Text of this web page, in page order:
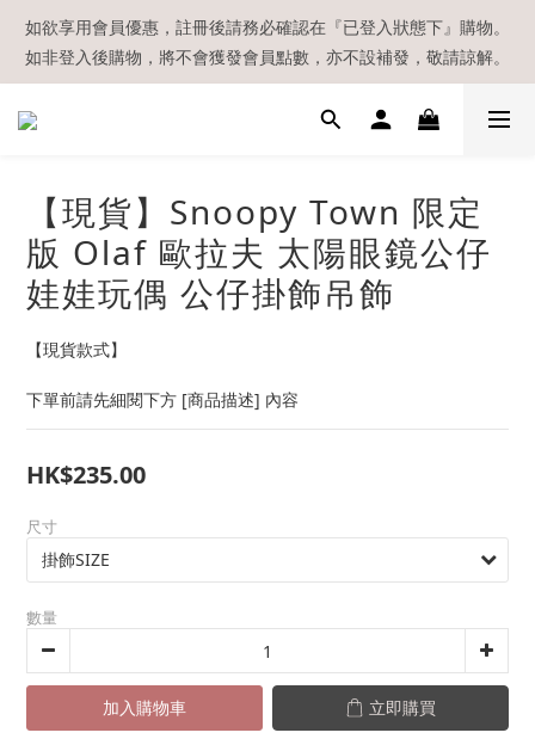
【現貨區】內款式均為在港現貨，現貨區以外的所有貨品都需要訂
貨喔！
如欲享用會員優惠，註冊後請務必確認在『已登入狀態下』購物。
如非登入後購物，將不會獲發會員點數，亦不設補發，敬請諒解。
溫馨提示：所有順豐快遞／本地及國際郵遞寄出後，本店只會以電
【現貨區】內款式均為在港現貨，現貨區以外的所有貨品都需要訂
貨喔！
【現貨】Snoopy Town 限定
版 Olaf 歐拉夫 太陽眼鏡公仔
娃娃玩偶 公仔掛飾吊飾
【現貨款式】
下單前請先細閱下方 [商品描述] 內容
HK$235.00
尺寸
數量
加入購物車 立即購買